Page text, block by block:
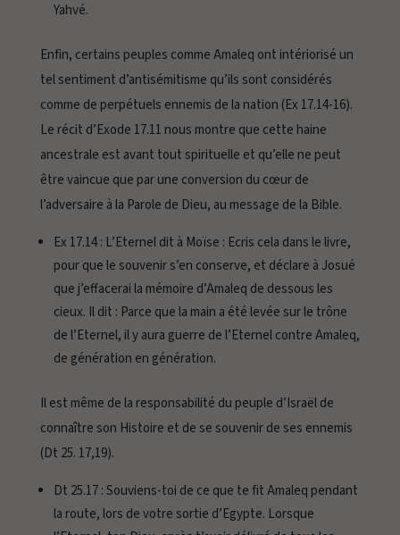
Yahvé.
Enfin, certains peuples comme Amaleq ont intériorisé un
tel sentiment d’antisémitisme qu’ils sont considérés
comme de perpétuels ennemis de la nation (Ex 17.14-16).
Le récit d’Exode 17.11 nous montre que cette haine
ancestrale est avant tout spirituelle et qu’elle ne peut
être vaincue que par une conversion du cœur de
l’adversaire à la Parole de Dieu, au message de la Bible.
Ex 17.14 : L’Eternel dit à Moïse : Ecris cela dans le livre,
pour que le souvenir s’en conserve, et déclare à Josué
que j’effacerai la mémoire d’Amaleq de dessous les
cieux. Il dit : Parce que la main a été levée sur le trône
de l’Eternel, il y aura guerre de l’Eternel contre Amaleq,
de génération en génération.
Il est même de la responsabilité du peuple d’Israël de
connaître son Histoire et de se souvenir de ses ennemis
(Dt 25. 17,19).
Dt 25.17 :Souviens-toi de ce que te fit Amaleq pendant
la route, lors de votre sortie d’Egypte. Lorsque